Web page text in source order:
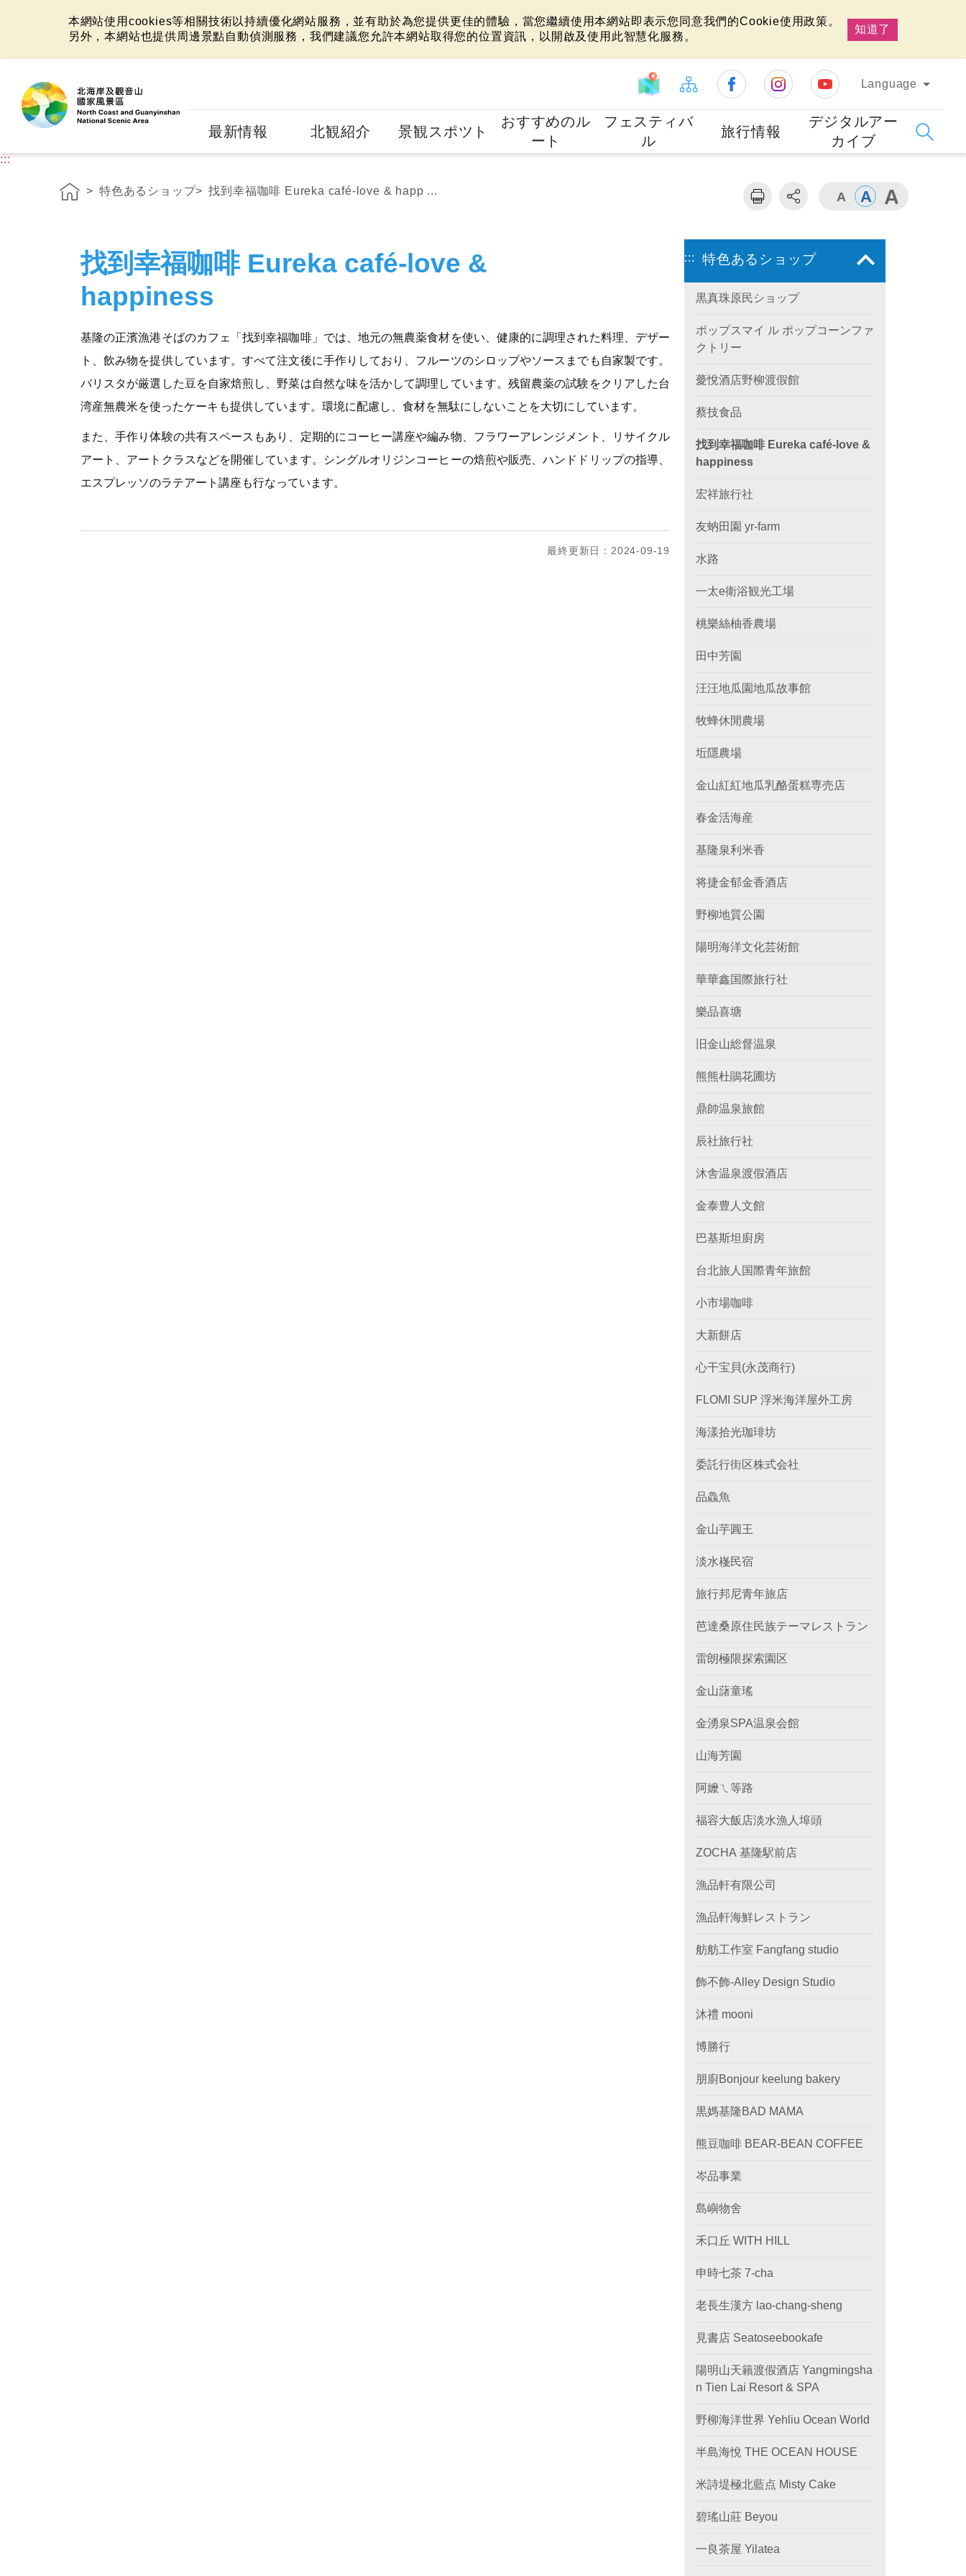
本網站使用cookies等相關技術以持續優化網站服務，並有助於為您提供更佳的體驗，當您繼續使用本網站即表示您同意我們的Cookie使用政策。
另外，本網站也提供周邊景點自動偵測服務，我們建議您允許本網站取得您的位置資訊，以開啟及使用此智慧化服務。
知道了
Language
最新情報 北観紹介 景観スポツト
おすすめのル
ート
フェスティバ
ル
旅行情報
デジタルアー
カイブ
:::
特色あるショップ 找到幸福咖啡 Eureka café-love & happ ...
找到幸福咖啡 Eureka café-love &
happiness
基隆の正濱漁港そばのカフェ「找到幸福咖啡」では、地元の無農薬食材を使い、健康的に調理された料理、デザー
ト、飲み物を提供しています。すべて注文後に手作りしており、フルーツのシロップやソースまでも自家製です。
バリスタが厳選した豆を自家焙煎し、野菜は自然な味を活かして調理しています。残留農薬の試験をクリアした台
湾産無農米を使ったケーキも提供しています。環境に配慮し、食材を無駄にしないことを大切にしています。
また、手作り体験の共有スペースもあり、定期的にコーヒー講座や編み物、フラワーアレンジメント、リサイクル
アート、アートクラスなどを開催しています。シングルオリジンコーヒーの焙煎や販売、ハンドドリップの指導、
エスプレッソのラテアート講座も行なっています。
最終更新日：2024-09-19
::: 特色あるショップ
黒真珠原民ショップ
ポップスマイ ル ポップコーンファ
クトリー
薆悅酒店野柳渡假館
蔡技食品
找到幸福咖啡 Eureka café-love &
happiness
宏祥旅行社
友蚋田園 yr-farm
水路
一太e衛浴観光工場
桃樂絲柚香農場
田中芳園
汪汪地瓜園地瓜故事館
牧蜂休閒農場
坵隱農場
金山紅紅地瓜乳酪蛋糕専売店
春金活海産
基隆泉利米香
将捷金郁金香酒店
野柳地質公園
陽明海洋文化芸術館
華華鑫国際旅行社
樂品喜塘
旧金山総督温泉
熊熊杜鵑花圃坊
鼎帥温泉旅館
辰社旅行社
沐舎温泉渡假酒店
金泰豊人文館
巴基斯坦廚房
台北旅人国際青年旅館
小市場咖啡
大新餅店
心干宝貝(永茂商行)
FLOMI SUP 浮米海洋屋外工房
海漾拾光珈琲坊
委託行街区株式会社
品鱻魚
金山芋圓王
淡水嶘民宿
旅行邦尼青年旅店
芭達桑原住民族テーマレストラン
雷朗極限探索園区
金山藷童瑤
金湧泉SPA温泉会館
山海芳園
阿嬤ㄟ等路
福容大飯店淡水漁人埠頭
ZOCHA 基隆駅前店
漁品軒有限公司
漁品軒海鮮レストラン
舫舫工作室 Fangfang studio
飾不飾-Alley Design Studio
沐禮 mooni
博勝行
朋廚Bonjour keelung bakery
黒媽基隆BAD MAMA
熊豆咖啡 BEAR-BEAN COFFEE
岑品事業
島嶼物舍
禾口丘 WITH HILL
申時七茶 7-cha
老長生漢方 lao-chang-sheng
見書店 Seatoseebookafe
陽明山天籟渡假酒店 Yangmingsha
n Tien Lai Resort & SPA
野柳海洋世界 Yehliu Ocean World
半島海悅 THE OCEAN HOUSE
米詩堤極北藍点 Misty Cake
碧瑤山莊 Beyou
一良茶屋 Yilatea